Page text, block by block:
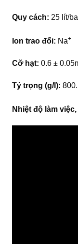
Quy cách: 25 lít/
Ion trao đổi: Na+
Cỡ hạt: 0.6 ±
Tỷ trọng (g/l): 800.
Nhiệt độ làm